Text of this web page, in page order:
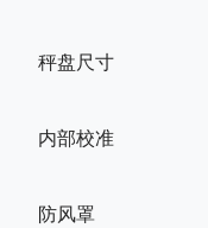
秤盘尺寸
内部校准
防风罩